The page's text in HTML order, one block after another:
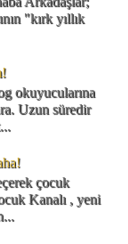
"kırk yıllık
okuyucularına
Uzun süredir
çocuk
Kanalı , yeni